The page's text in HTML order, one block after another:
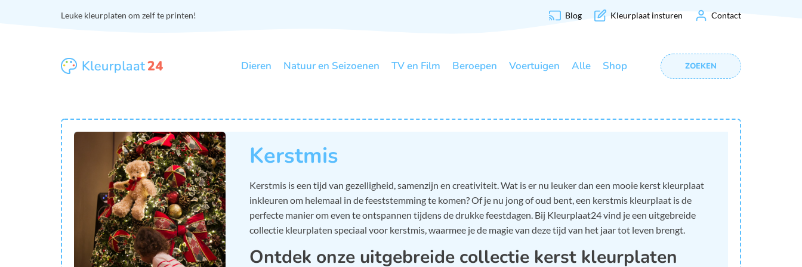
Leuke kleurplaten om zelf te printen! Blog Kleurplaat insturen Contact
Dieren Natuur en Seizoenen TV en Film Beroepen Voertuigen Alle Shop ZOEKEN
Kerstmis
Kerstmis is een tijd van gezelligheid, samenzijn en creativiteit. Wat is er nu leuker dan een mooie kerst kleurplaat
inkleuren om helemaal in de feeststemming te komen? Of je nu jong of oud bent, een kerstmis kleurplaat is de
perfecte manier om even te ontspannen tijdens de drukke feestdagen. Bij Kleurplaat24 vind je een uitgebreide
collectie kleurplaten speciaal voor kerstmis, waarmee je de magie van deze tijd van het jaar tot leven brengt.
Ontdek onze uitgebreide collectie kerst kleurplaten